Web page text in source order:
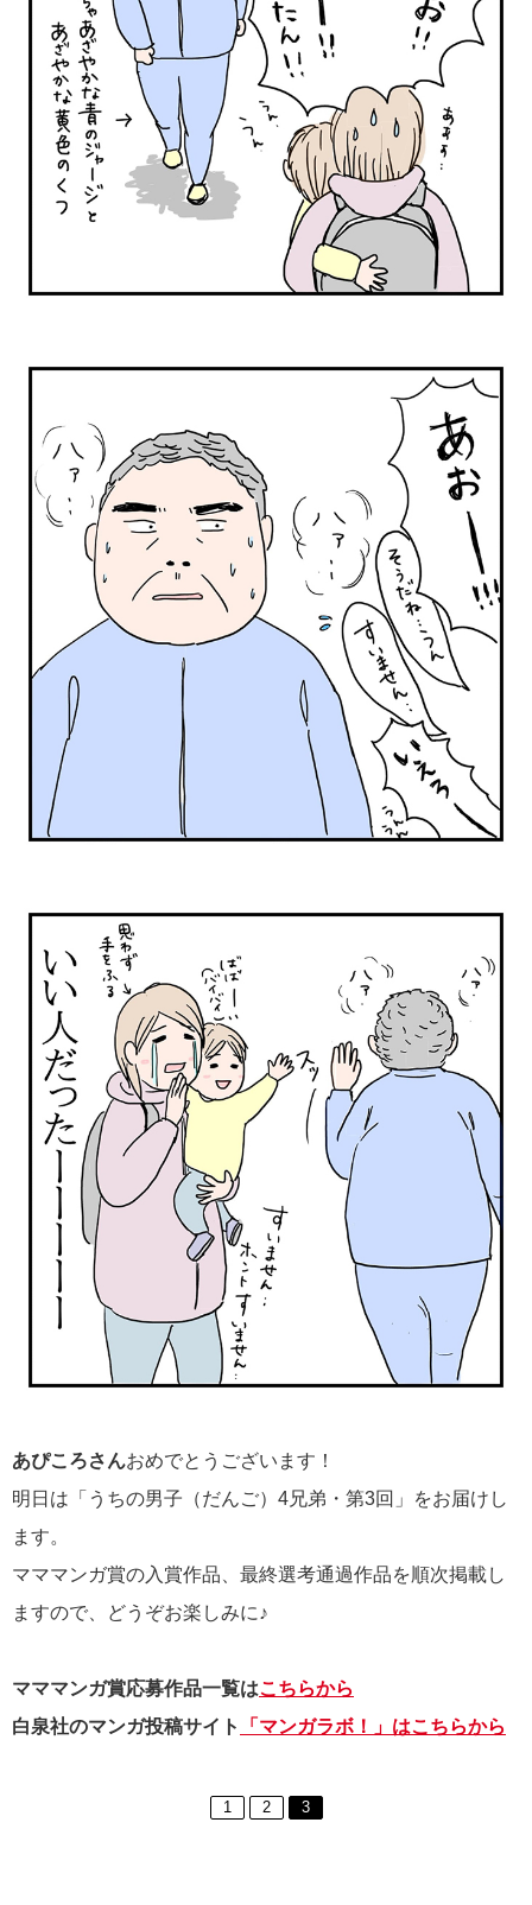
あぴころさんおめでとうございます！
明日は「うちの男子（だんご）4兄弟・第3回」をお届けし
ます。
マママンガ賞の入賞作品、最終選考通過作品を順次掲載し
ますので、どうぞお楽しみに♪
マママンガ賞応募作品一覧はこちらから
白泉社のマンガ投稿サイト
「マンガラボ！」はこちらから
1 2 3